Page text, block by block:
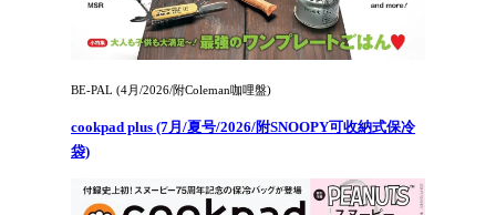
BE-PAL (4月/2026/附Coleman咖哩盤)
cookpad plus (7月/夏号/2026/附SNOOPY可收納式保冷
袋)